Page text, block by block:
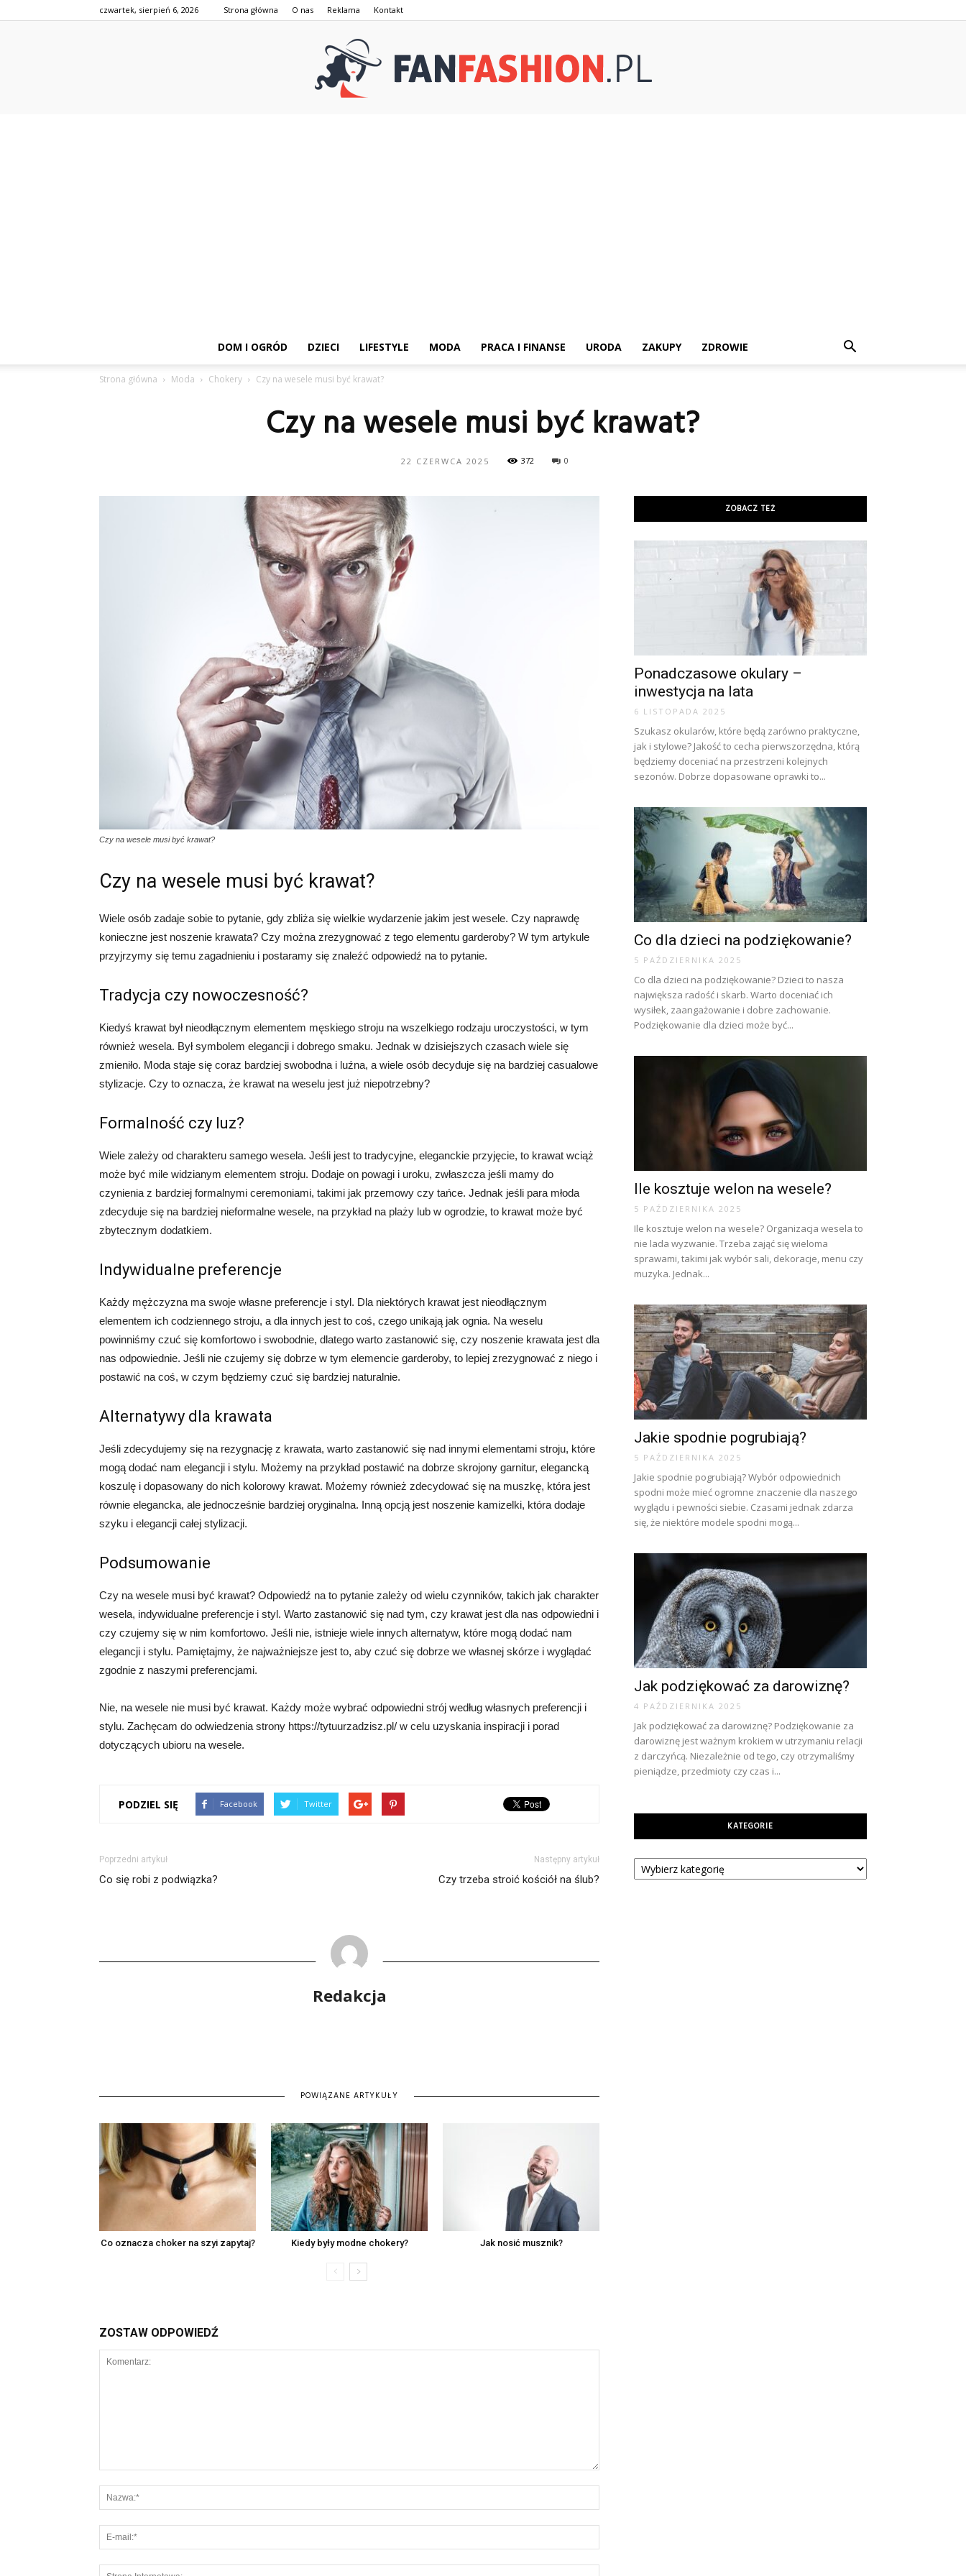
czwartek, sierpień 6, 2026 Strona główna O nas Reklama Kontakt
DOM I OGRÓD DZIECI LIFESTYLE MODA PRACA I FINANSE URODA ZAKUPY ZDROWIE
Strona główna Moda Chokery Czy na wesele musi być krawat?
Czy na wesele musi być krawat?
22 CZERWCA 2025 372 0
Czy na wesele musi być krawat?
Czy na wesele musi być krawat?
Wiele osób zadaje sobie to pytanie, gdy zbliża się wielkie wydarzenie jakim jest wesele. Czy naprawdę
konieczne jest noszenie krawata? Czy można zrezygnować z tego elementu garderoby? W tym artykule
przyjrzymy się temu zagadnieniu i postaramy się znaleźć odpowiedź na to pytanie.
Tradycja czy nowoczesność?
Kiedyś krawat był nieodłącznym elementem męskiego stroju na wszelkiego rodzaju uroczystości, w tym
również wesela. Był symbolem elegancji i dobrego smaku. Jednak w dzisiejszych czasach wiele się
zmieniło. Moda staje się coraz bardziej swobodna i luźna, a wiele osób decyduje się na bardziej casualowe
stylizacje. Czy to oznacza, że krawat na weselu jest już niepotrzebny?
Formalność czy luz?
Wiele zależy od charakteru samego wesela. Jeśli jest to tradycyjne, eleganckie przyjęcie, to krawat wciąż
może być mile widzianym elementem stroju. Dodaje on powagi i uroku, zwłaszcza jeśli mamy do
czynienia z bardziej formalnymi ceremoniami, takimi jak przemowy czy tańce. Jednak jeśli para młoda
zdecyduje się na bardziej nieformalne wesele, na przykład na plaży lub w ogrodzie, to krawat może być
zbytecznym dodatkiem.
Indywidualne preferencje
Każdy mężczyzna ma swoje własne preferencje i styl. Dla niektórych krawat jest nieodłącznym
elementem ich codziennego stroju, a dla innych jest to coś, czego unikają jak ognia. Na weselu
powinniśmy czuć się komfortowo i swobodnie, dlatego warto zastanowić się, czy noszenie krawata jest dla
nas odpowiednie. Jeśli nie czujemy się dobrze w tym elemencie garderoby, to lepiej zrezygnować z niego i
postawić na coś, w czym będziemy czuć się bardziej naturalnie.
Alternatywy dla krawata
Jeśli zdecydujemy się na rezygnację z krawata, warto zastanowić się nad innymi elementami stroju, które
mogą dodać nam elegancji i stylu. Możemy na przykład postawić na dobrze skrojony garnitur, elegancką
koszulę i dopasowany do nich kolorowy krawat. Możemy również zdecydować się na muszkę, która jest
równie elegancka, ale jednocześnie bardziej oryginalna. Inną opcją jest noszenie kamizelki, która dodaje
szyku i elegancji całej stylizacji.
Podsumowanie
Czy na wesele musi być krawat? Odpowiedź na to pytanie zależy od wielu czynników, takich jak charakter
wesela, indywidualne preferencje i styl. Warto zastanowić się nad tym, czy krawat jest dla nas odpowiedni i
czy czujemy się w nim komfortowo. Jeśli nie, istnieje wiele innych alternatyw, które mogą dodać nam
elegancji i stylu. Pamiętajmy, że najważniejsze jest to, aby czuć się dobrze we własnej skórze i wyglądać
zgodnie z naszymi preferencjami.
Nie, na wesele nie musi być krawat. Każdy może wybrać odpowiedni strój według własnych preferencji i
stylu. Zachęcam do odwiedzenia strony https://tytuurzadzisz.pl/ w celu uzyskania inspiracji i porad
dotyczących ubioru na wesele.
PODZIEL SIĘ Facebook Twitter
Poprzedni artykuł
Co się robi z podwiązka?
Następny artykuł
Czy trzeba stroić kościół na ślub?
Redakcja
POWIĄZANE ARTYKUŁY
Co oznacza choker na szyi zapytaj? Kiedy były modne chokery? Jak nosić musznik?
ZOSTAW ODPOWIEDŹ
ZOBACZ TEŻ
Ponadczasowe okulary –
inwestycja na lata
6 LISTOPADA 2025
Szukasz okularów, które będą zarówno praktyczne,
jak i stylowe? Jakość to cecha pierwszorzędna, którą
będziemy doceniać na przestrzeni kolejnych
sezonów. Dobrze dopasowane oprawki to...
Co dla dzieci na podziękowanie?
5 PAŹDZIERNIKA 2025
Co dla dzieci na podziękowanie? Dzieci to nasza
największa radość i skarb. Warto doceniać ich
wysiłek, zaangażowanie i dobre zachowanie.
Podziękowanie dla dzieci może być...
Ile kosztuje welon na wesele?
5 PAŹDZIERNIKA 2025
Ile kosztuje welon na wesele? Organizacja wesela to
nie lada wyzwanie. Trzeba zająć się wieloma
sprawami, takimi jak wybór sali, dekoracje, menu czy
muzyka. Jednak...
Jakie spodnie pogrubiają?
5 PAŹDZIERNIKA 2025
Jakie spodnie pogrubiają? Wybór odpowiednich
spodni może mieć ogromne znaczenie dla naszego
wyglądu i pewności siebie. Czasami jednak zdarza
się, że niektóre modele spodni mogą...
Jak podziękować za darowiznę?
4 PAŹDZIERNIKA 2025
Jak podziękować za darowiznę? Podziękowanie za
darowiznę jest ważnym krokiem w utrzymaniu relacji
z darczyńcą. Niezależnie od tego, czy otrzymaliśmy
pieniądze, przedmioty czy czas i...
KATEGORIE
Kategorie